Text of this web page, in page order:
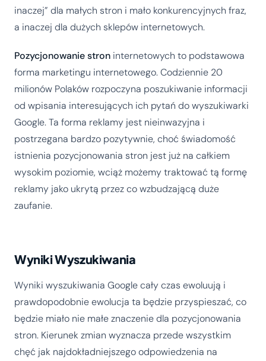
inaczej” dla małych stron i mało konkurencyjnych fraz,
a inaczej dla dużych sklepów internetowych.
Pozycjonowanie stron internetowych to podstawowa
forma marketingu internetowego. Codziennie 20
milionów Polaków rozpoczyna poszukiwanie informacji
od wpisania interesujących ich pytań do wyszukiwarki
Google. Ta forma reklamy jest nieinwazyjna i
postrzegana bardzo pozytywnie, choć świadomość
istnienia pozycjonowania stron jest już na całkiem
wysokim poziomie, wciąż możemy traktować tą formę
reklamy jako ukrytą przez co wzbudzającą duże
zaufanie.
Wyniki Wyszukiwania
Wyniki wyszukiwania Google cały czas ewoluują i
prawdopodobnie ewolucja ta będzie przyspieszać, co
będzie miało nie małe znaczenie dla pozycjonowania
stron. Kierunek zmian wyznacza przede wszystkim
chęć jak najdokładniejszego odpowiedzenia na